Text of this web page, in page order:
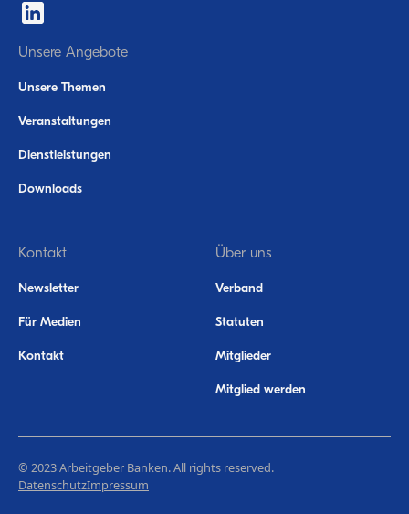
Unsere Angebote
Unsere Themen
Veranstaltungen
Dienstleistungen
Downloads
Über uns
Verband
Statuten
Mitglieder
Mitglied werden
Kontakt
Newsletter
Für Medien
Kontakt
© 2023 Arbeitgeber Banken. All rights reserved.
DatenschutzImpressum